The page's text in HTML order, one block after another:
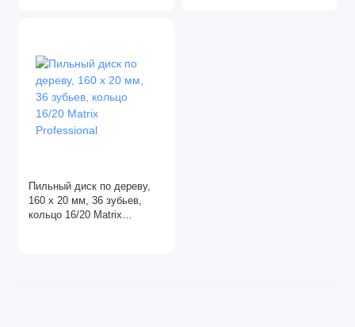
Монтажная пена
Пильные диски
Пильный диск по дереву,
160 х 20 мм, 36 зубьев,
кольцо 16/20 Matrix